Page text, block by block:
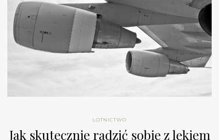
LOTNICTWO
Jak skutecznie radzić sobie z lękiem